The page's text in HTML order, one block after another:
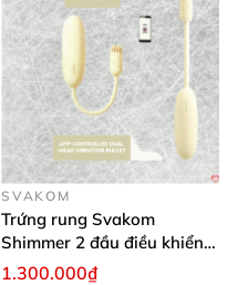
SVAKOM
Trứng rung Svakom
Shimmer 2 đầu điều khiển
app tiện lợi
1.300.000₫